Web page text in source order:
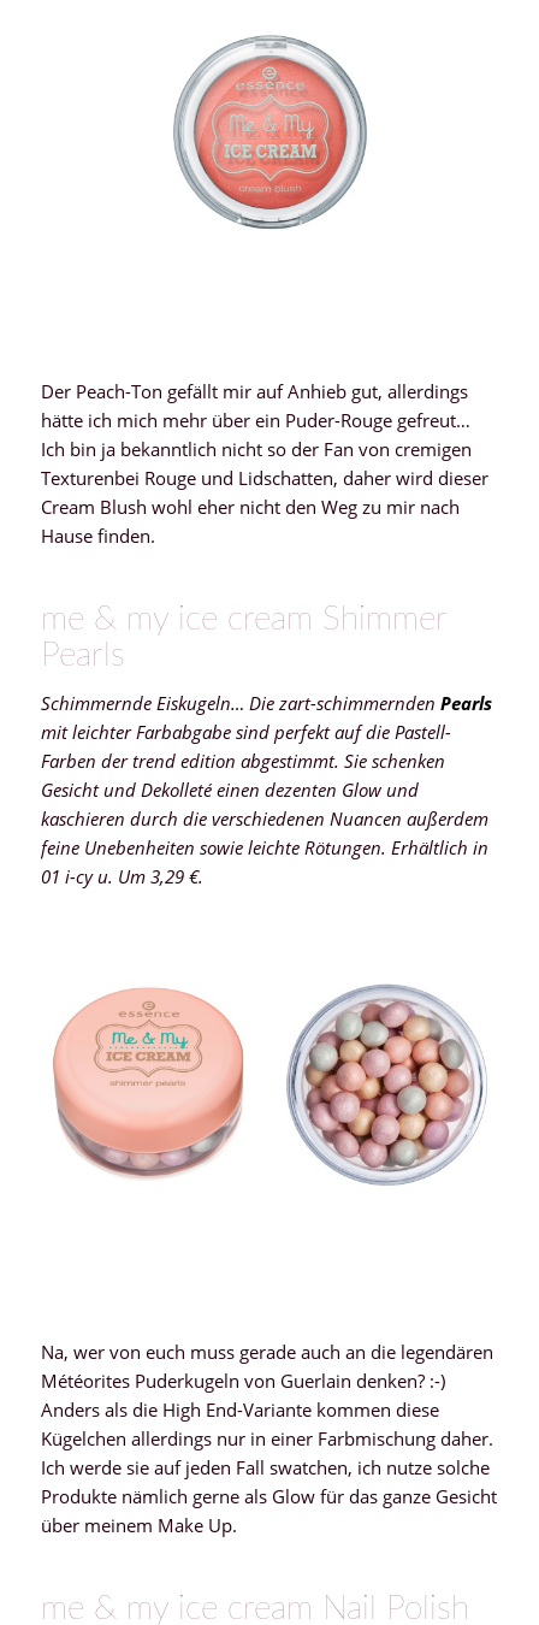
Der Peach-Ton gefällt mir auf Anhieb gut, allerdings
hätte ich mich mehr über ein Puder-Rouge gefreut…
Ich bin ja bekanntlich nicht so der Fan von cremigen
Texturenbei Rouge und Lidschatten, daher wird dieser
Cream Blush wohl eher nicht den Weg zu mir nach
Hause finden.
me & my ice cream Shimmer
Pearls
Schimmernde Eiskugeln… Die zart-schimmernden Pearls
mit leichter Farbabgabe sind perfekt auf die Pastell-
Farben der trend edition abgestimmt. Sie schenken
Gesicht und Dekolleté einen dezenten Glow und
kaschieren durch die verschiedenen Nuancen außerdem
feine Unebenheiten sowie leichte Rötungen. Erhältlich in
01 i-cy u. Um 3,29 €.
Na, wer von euch muss gerade auch an die legendären
Météorites Puderkugeln von Guerlain denken? :-)
Anders als die High End-Variante kommen diese
Kügelchen allerdings nur in einer Farbmischung daher.
Ich werde sie auf jeden Fall swatchen, ich nutze solche
Produkte nämlich gerne als Glow für das ganze Gesicht
über meinem Make Up.
me & my ice cream Nail Polish